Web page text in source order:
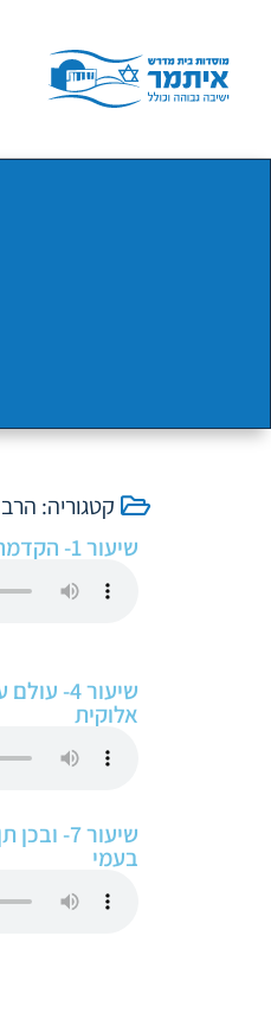
קטגוריה: הרב
שיעור 1- הקדמה
שיעור
אלוקית
שיעור 7-
בעמי